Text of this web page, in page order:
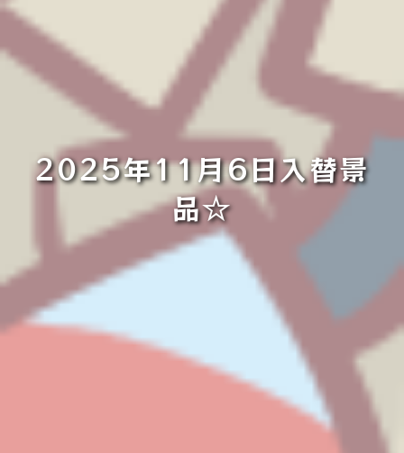
2025年11月6日入替景
品☆